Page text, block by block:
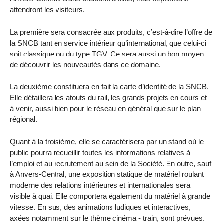
attendront les visiteurs.
La première sera consacrée aux produits, c’est-à-dire l’offre de
la SNCB tant en service intérieur qu’international, que celui-ci
soit classique ou du type TGV. Ce sera aussi un bon moyen
de découvrir les nouveautés dans ce domaine.
La deuxième constituera en fait la carte d’identité de la SNCB.
Elle détaillera les atouts du rail, les grands projets en cours et
à venir, aussi bien pour le réseau en général que sur le plan
régional.
Quant à la troisième, elle se caractérisera par un stand où le
public pourra recueillir toutes les informations relatives à
l’emploi et au recrutement au sein de la Société. En outre, sauf
à Anvers-Central, une exposition statique de matériel roulant
moderne des relations intérieures et internationales sera
visible à quai. Elle comportera également du matériel à grande
vitesse. En sus, des animations ludiques et interactives,
axées notamment sur le thème cinéma - train, sont prévues.